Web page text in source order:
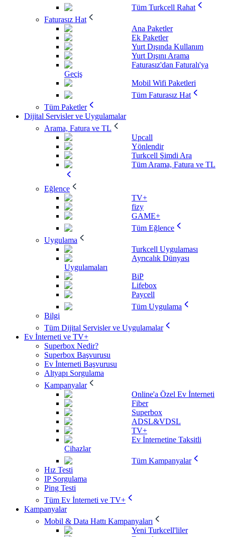
Tüm Turkcell Rahat
Faturasız Hat
Ana Paketler
Ek Paketler
Yurt Dışında Kullanım
Yurt Dışını Arama
Faturasız'dan Faturalı'ya
Geçiş
Mobil Wifi Paketleri
Tüm Faturasız Hat
Tüm Paketler
Dijital Servisler ve Uygulamalar
Arama, Fatura ve TL
Upcall
Yönlendir
Turkcell Şimdi Ara
Tüm Arama, Fatura ve TL
Eğlence
TV+
fizy
GAME+
Tüm Eğlence
Uygulama
Turkcell Uygulaması
Ayrıcalık Dünyası
Uygulamaları
BiP
Lifebox
Paycell
Tüm Uygulama
Bilgi
Tüm Dijital Servisler ve Uygulamalar
Ev İnterneti ve TV+
Superbox Nedir?
Superbox Başvurusu
Ev İnterneti Başvurusu
Altyapı Sorgulama
Kampanyalar
Online'a Özel Ev İnterneti
Fiber
Superbox
ADSL&VDSL
TV+
Ev İnternetine Taksitli
Cihazlar
Tüm Kampanyalar
Hız Testi
IP Sorgulama
Ping Testi
Tüm Ev İnterneti ve TV+
Kampanyalar
Mobil & Data Hattı Kampanyaları
Yeni Turkcell'liler